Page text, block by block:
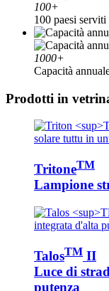
100+
100 paesi serviti
1000+
Capacità
Prodotti in
TritoneTM
Lampione
TalosTM II
Luce di
putenza